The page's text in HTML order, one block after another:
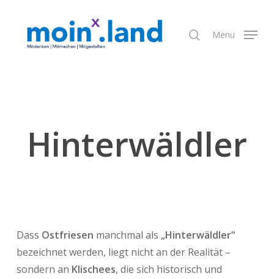
Menu
Hinterwäldler
Dass Ostfriesen manchmal als „Hinterwäldler“
bezeichnet werden, liegt nicht an der Realität –
sondern an Klischees, die sich historisch und
Close